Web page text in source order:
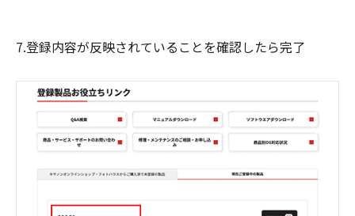
7.登録内容が反映されていることを確認したら完了